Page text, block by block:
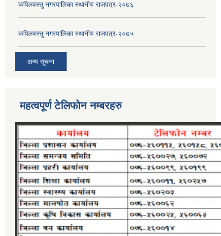
कपिलवस्तु नगरपालिका स्थानीय राजपत्र-२०७६
कपिलवस्तु नगरपालिका स्थानीय राजपत्र-२०७५
अन्य सूचना
महत्वपूर्ण टेलिफोन नम्बरहरु